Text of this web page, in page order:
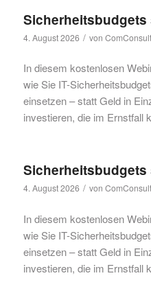
4. August 2026 / von
In diesem kostenlosen
wie Sie IT-
einsetzen – statt Geld in
investieren, die im Ernstfall
4. August 2026 / von
In diesem kostenlosen
wie Sie IT-
einsetzen – statt Geld in
investieren, die im Ernstfall